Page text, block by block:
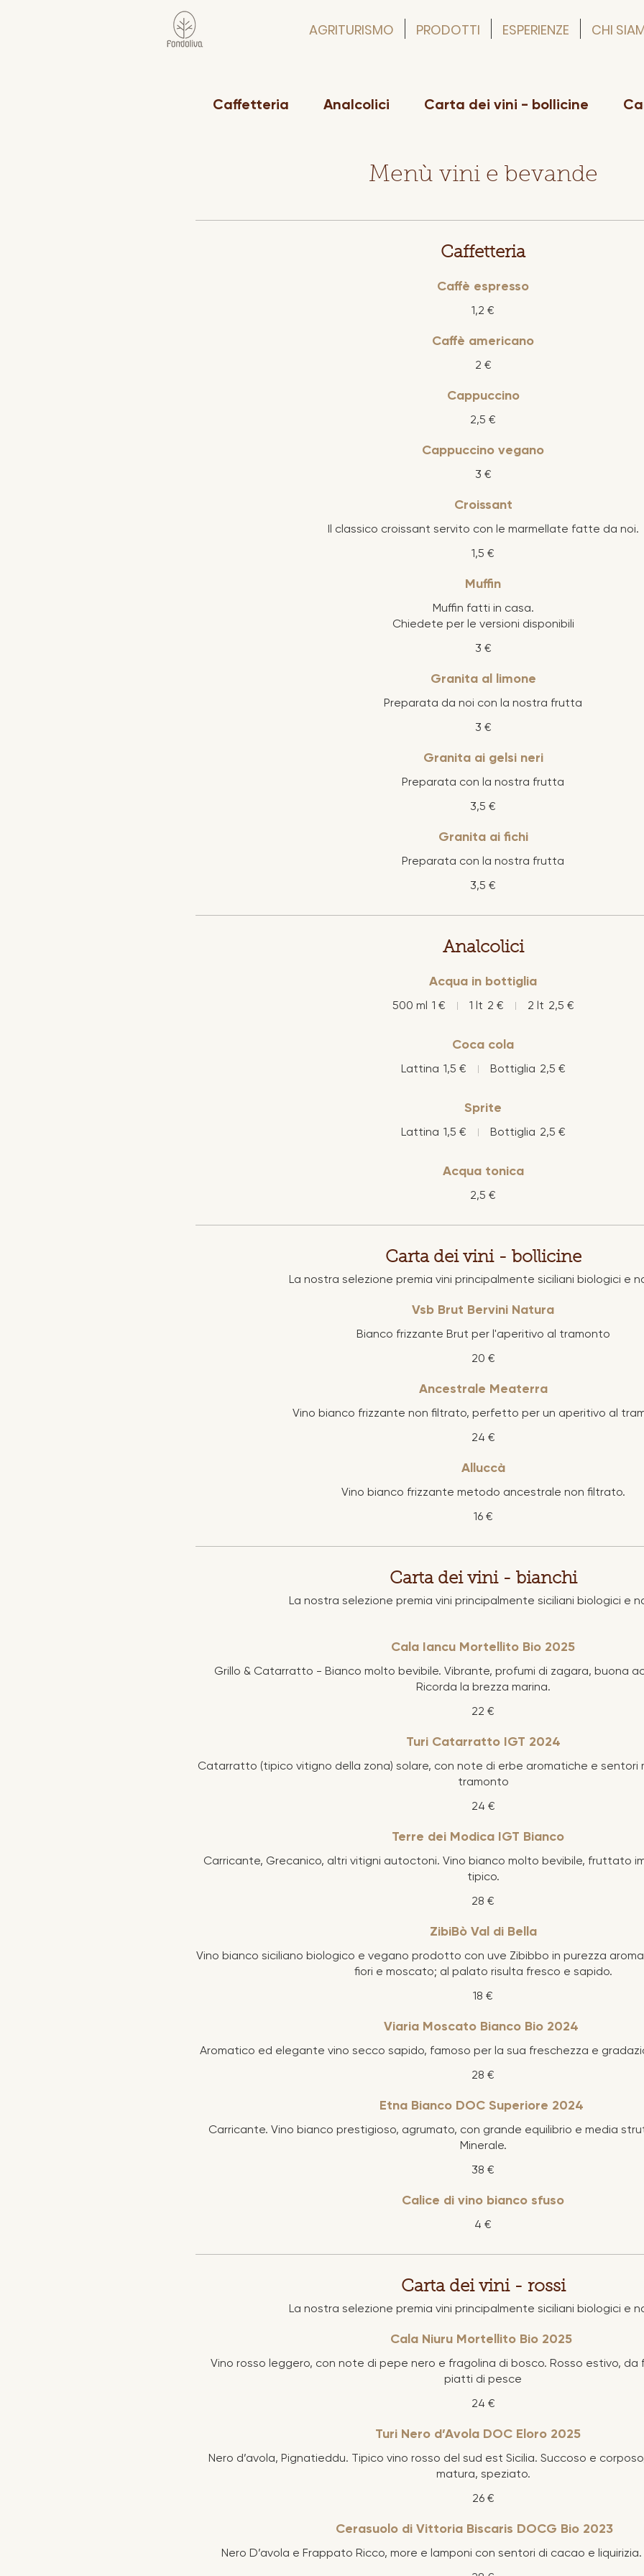
AGRITURISMO PRODOTTI ESPERIENZE CHI
Caffetteria Analcolici Carta dei vini - bollicine
Menù vini e bevande
Caffetteria
Caffè espresso
1,2 €
Caffè americano
2 €
Cappuccino
2,5 €
Cappuccino vegano
3 €
Croissant
Il classico croissant servito con le marmellate fatte da noi.
1,5 €
Muffin
Muffin fatti in casa.
Chiedete per le versioni disponibili
3 €
Granita al limone
Preparata da noi con la nostra frutta
3 €
Granita ai gelsi neri
Preparata con la nostra frutta
3,5 €
Granita ai fichi
Preparata con la nostra frutta
3,5 €
Analcolici
Acqua in bottiglia
500 ml 1 € 1 lt 2 € 2 lt 2,5 €
Coca cola
Lattina 1,5 € Bottiglia 2,5 €
Sprite
Lattina 1,5 € Bottiglia 2,5 €
Acqua tonica
2,5 €
Carta dei vini - bollicine
La nostra selezione premia vini principalmente siciliani biologici e
Vsb Brut Bervini Natura
Bianco frizzante Brut per l'aperitivo al tramonto
20 €
Ancestrale Meaterra
Vino bianco frizzante non filtrato, perfetto per un aperitivo al
24 €
Alluccà
Vino bianco frizzante metodo ancestrale non filtrato.
16 €
Carta dei vini - bianchi
La nostra selezione premia vini principalmente siciliani biologici e
Cala Iancu Mortellito Bio 2025
Grillo & Catarratto - Bianco molto bevibile. Vibrante, profumi di zagara, buona
Ricorda la brezza marina.
22 €
Turi Catarratto IGT 2024
Catarratto (tipico vitigno della zona) solare, con note di erbe aromatiche e sentori
tramonto
24 €
Terre dei Modica IGT Bianco
Carricante, Grecanico, altri vitigni autoctoni. Vino bianco molto bevibile, fruttato
tipico.
28 €
ZibiBò Val di Bella
Vino bianco siciliano biologico e vegano prodotto con uve Zibibbo in purezza
fiori e moscato; al palato risulta fresco e sapido.
18 €
Viaria Moscato Bianco Bio 2024
Aromatico ed elegante vino secco sapido, famoso per la sua freschezza e
28 €
Etna Bianco DOC Superiore 2024
Carricante. Vino bianco prestigioso, agrumato, con grande equilibrio e media
Minerale.
38 €
Calice di vino bianco sfuso
4 €
Carta dei vini - rossi
La nostra selezione premia vini principalmente siciliani biologici e
Cala Niuru Mortellito Bio 2025
Vino rosso leggero, con note di pepe nero e fragolina di bosco. Rosso estivo,
piatti di pesce
24 €
Turi Nero d’Avola DOC Eloro 2025
Nero d’avola, Pignatieddu. Tipico vino rosso del sud est Sicilia. Succoso e
matura, speziato.
26 €
Cerasuolo di Vittoria Biscaris DOCG Bio 2023
Nero D’avola e Frappato Ricco, more e lamponi con sentori di cacao e